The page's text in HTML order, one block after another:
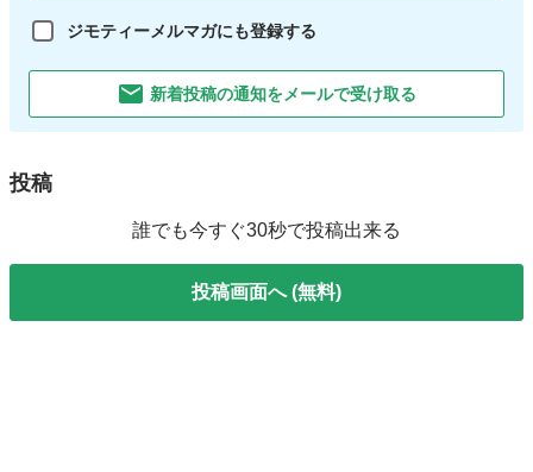
ジモティーメルマガにも登録する
新着投稿の通知をメールで受け取る
投稿
誰でも今すぐ30秒で投稿出来る
投稿画面へ (無料)